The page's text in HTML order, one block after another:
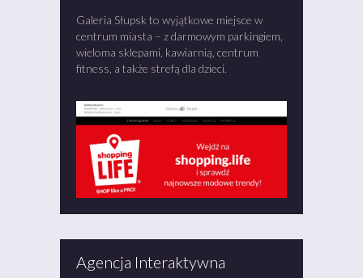
Galeria Słupsk to wyjątkowe miejsce w
centrum miasta – z darmowym parkingiem,
wieloma sklepami, kawiarnią, centrum
fitness, a także strefą dla dzieci.
Agencja Interaktywna